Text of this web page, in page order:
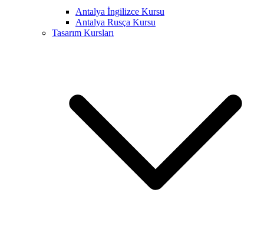
Antalya İngilizce Kursu
Antalya Rusça Kursu
Tasarım Kursları